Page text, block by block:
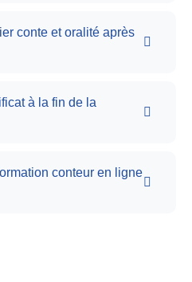
conte et oralité après
à la fin de la
conteur en ligne